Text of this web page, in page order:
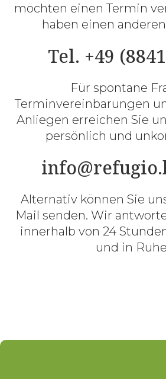
möchten einen Termin
haben einen
Tel. +49
Für spontane
Terminvereinbarungen
Anliegen erreichen Sie
persönlich und
Alternativ können Sie
Mail senden. Wir
innerhalb von 24
und in